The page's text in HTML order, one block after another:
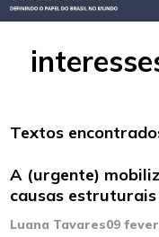
Textos
A (urgente)
causas
Luana Tavares09